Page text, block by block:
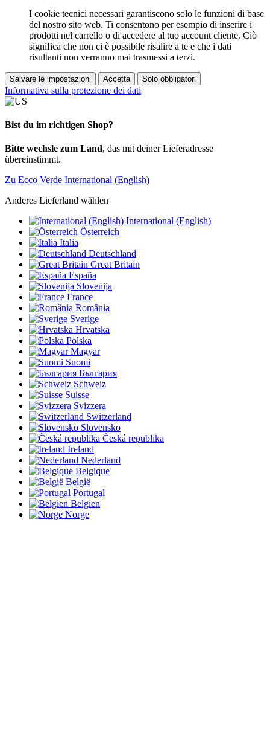
I cookie tecnici necessari garantiscono solo le funzioni di base
del nostro sito web. Ti consentono per esempio di inserire i
prodotti nel carrello o di accedere al tuo account cliente. Ciò
significa che non ci è possibile risalire a te e che i dati
risultanti non verranno mai trasmessi a terzi.
Salvare le impostazioni Accetta Solo obbligatori
Informativa sulla protezione dei dati
Bist du im richtigen Shop?
Bitte wechsle zum Land, das mit deiner Lieferadresse
übereinstimmt.
Zu Ecco Verde International (English)
Anderes Lieferland wählen
International (English)
Österreich
Italia
Deutschland
Great Britain
España
Slovenija
France
România
Sverige
Hrvatska
Polska
Magyar
Suomi
България
Schweiz
Suisse
Svizzera
Switzerland
Slovensko
Česká republika
Ireland
Nederland
Belgique
België
Portugal
Belgien
Norge